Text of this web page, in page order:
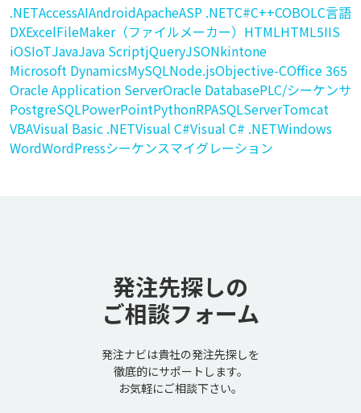
.NETAccessAIAndroidApacheASP .NETC#C++COBOLC言語
DXExcelFileMaker（ファイルメーカー） HTMLHTML5IIS
iOSIoTJavaJava ScriptjQueryJSONkintone
Microsoft DynamicsMySQLNode.jsObjective-COffice 365
Oracle Application ServerOracle DatabasePLC/シーケンサ
PostgreSQLPowerPointPythonRPASQLServerTomcat
VBAVisual Basic .NETVisual C#Visual C# .NETWindows
WordWordPressシーケンスマイグレーション
発注先探しの
ご相談フォーム
発注ナビは貴社の発注先探しを
徹底的にサポートします。
お気軽にご相談下さい。